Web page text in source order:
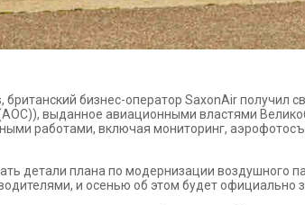
британский бизнес-оператор SaxonAir
выданное авиационными властями
работами, включая мониторинг,
детали плана по модернизации воздушного
и осенью об этом будет официально